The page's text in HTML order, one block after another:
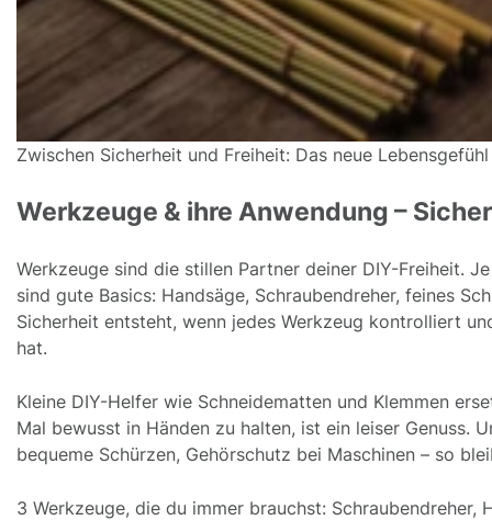
Zwischen Sicherheit und Freiheit: Das neue
Werkzeuge & ihre Anwendung –
Werkzeuge sind die stillen Partner deiner DIY-Freiheit.
sind gute Basics: Handsäge, Schraubendreher, feines
Sicherheit entsteht, wenn jedes Werkzeug kontrolliert
hat.
Kleine DIY-Helfer wie Schneidematten und Klemmen
Mal bewusst in Händen zu halten, ist ein leiser Genuss.
bequeme Schürzen, Gehörschutz bei Maschinen – so
3 Werkzeuge, die du immer brauchst: Schraubendreher,